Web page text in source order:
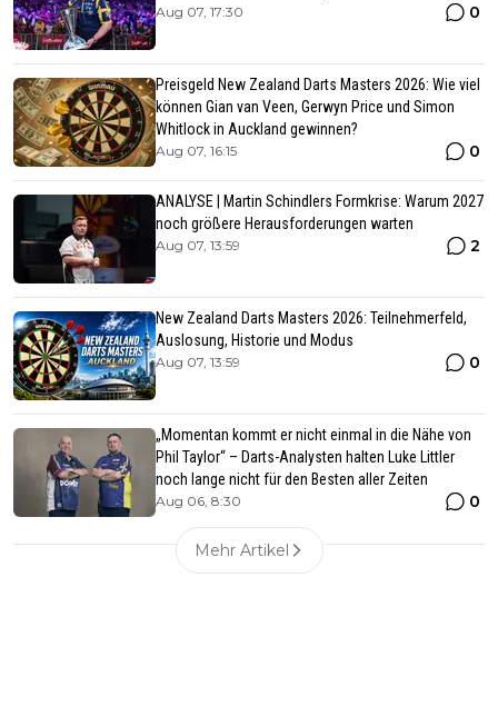
Aug 07, 17:30 0
Preisgeld New Zealand Darts Masters 2026: Wie viel
können Gian van Veen, Gerwyn Price und Simon
Whitlock in Auckland gewinnen?
Aug 07, 16:15 0
ANALYSE | Martin Schindlers Formkrise: Warum 2027
noch größere Herausforderungen warten
Aug 07, 13:59 2
New Zealand Darts Masters 2026: Teilnehmerfeld,
Auslosung, Historie und Modus
Aug 07, 13:59 0
„Momentan kommt er nicht einmal in die Nähe von
Phil Taylor“ – Darts-Analysten halten Luke Littler
noch lange nicht für den Besten aller Zeiten
Aug 06, 8:30 0
Mehr Artikel